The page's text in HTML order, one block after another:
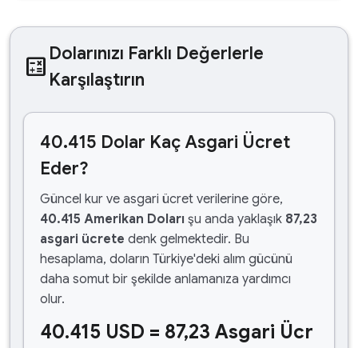
calculate Dolarınızı Farklı Değerlerle
Karşılaştırın
40.415 Dolar Kaç Asgari Ücret
Eder?
Güncel kur ve asgari ücret verilerine göre,
40.415 Amerikan Doları şu anda yaklaşık 87,23
asgari ücrete denk gelmektedir. Bu
hesaplama, doların Türkiye'deki alım gücünü
daha somut bir şekilde anlamanıza yardımcı
olur.
40.415 USD = 87,23 Asgari Ücr